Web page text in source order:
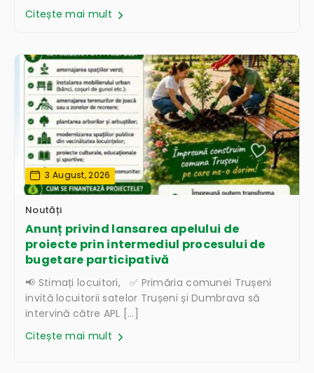
Citește mai mult
3 August, 2026
Noutăți
Anunț privind lansarea apelului de
proiecte prin intermediul procesului de
bugetare participativă
📢 Stimați locuitori, ✅ Primăria comunei Trușeni
invită locuitorii satelor Trușeni și Dumbrava să
intervină către APL […]
Citește mai mult